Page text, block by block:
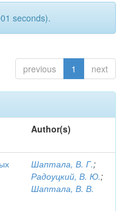
seconds).
previous 1 next
Author(s)
Шаптала, В. Г.;
Радоуцкий, В. Ю.;
Шаптала, В. В.